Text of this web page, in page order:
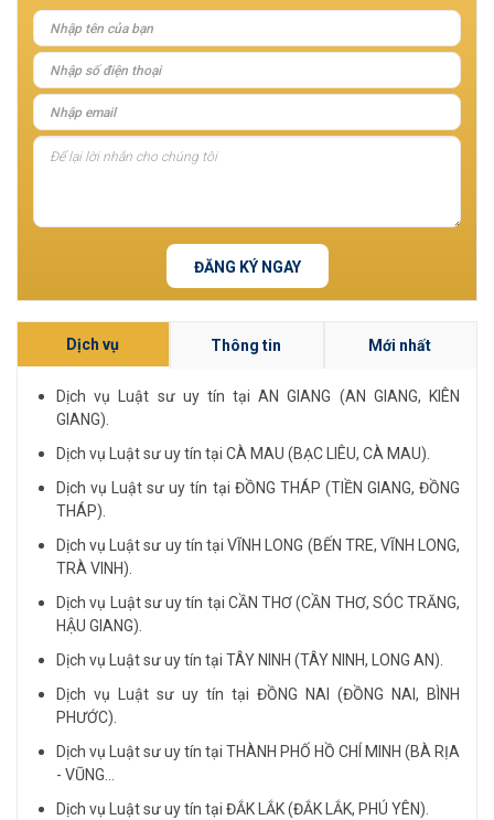
ĐĂNG KÝ NGAY
Dịch vụ Thông tin Mới nhất
Dịch vụ Luật sư uy tín tại AN GIANG (AN GIANG, KIÊN
GIANG).
Dịch vụ Luật sư uy tín tại CÀ MAU (BẠC LIÊU, CÀ MAU).
Dịch vụ Luật sư uy tín tại ĐỒNG THÁP (TIỀN GIANG, ĐỒNG
THÁP).
Dịch vụ Luật sư uy tín tại VĨNH LONG (BẾN TRE, VĨNH LONG,
TRÀ VINH).
Dịch vụ Luật sư uy tín tại CẦN THƠ (CẦN THƠ, SÓC TRĂNG,
HẬU GIANG).
Dịch vụ Luật sư uy tín tại TÂY NINH (TÂY NINH, LONG AN).
Dịch vụ Luật sư uy tín tại ĐỒNG NAI (ĐỒNG NAI, BÌNH
PHƯỚC).
Dịch vụ Luật sư uy tín tại THÀNH PHỐ HỒ CHÍ MINH (BÀ RỊA
- VŨNG...
Dịch vụ Luật sư uy tín tại ĐẮK LẮK (ĐẮK LẮK, PHÚ YÊN).